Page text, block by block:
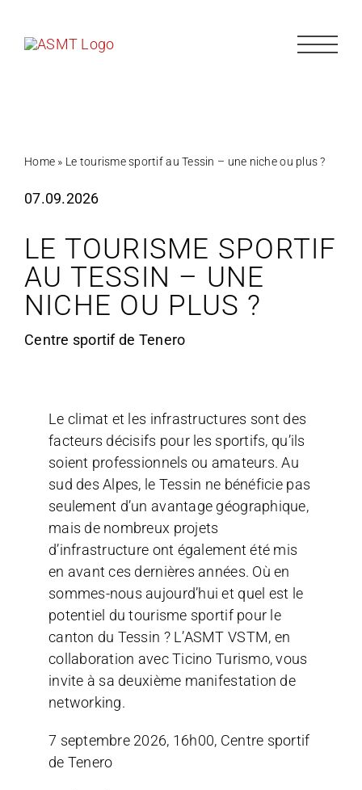
contenu
Home » Le tourisme sportif au Tessin – une niche ou plus ?
07.09.2026
LE TOURISME SPORTIF
AU TESSIN – UNE
NICHE OU PLUS ?
Centre sportif de Tenero
Le climat et les infrastructures sont des
facteurs décisifs pour les sportifs, qu’ils
soient professionnels ou amateurs. Au
sud des Alpes, le Tessin ne bénéficie pas
seulement d’un avantage géographique,
mais de nombreux projets
d’infrastructure ont également été mis
en avant ces dernières années. Où en
sommes-nous aujourd’hui et quel est le
potentiel du tourisme sportif pour le
canton du Tessin ? L’ASMT VSTM, en
collaboration avec Ticino Turismo, vous
invite à sa deuxième manifestation de
networking.
7 septembre 2026, 16h00, Centre sportif
de Tenero